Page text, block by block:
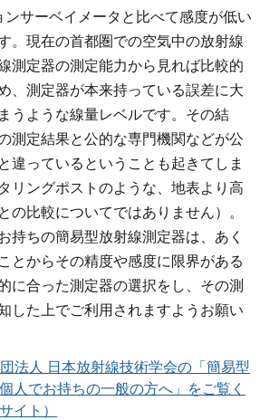
ンサーベイメータと比べて感度が低い
。現在の首都圏での空気中の放射線
測定器の測定能力から見れば比較的
、測定器が本来持っている誤差に大
うような線量レベルです。その結
測定結果と公的な専門機関などが公
違っているということも起きてしま
リングポストのような、地表より高
の比較についてではありません）。
持ちの簡易型放射線測定器は、あく
とからその精度や感度に限界がある
に合った測定器の選択をし、その測
した上でご利用されますようお願い
法人 日本放射線技術学会の「簡易型
人でお持ちの一般の方へ」をご覧く
イト）